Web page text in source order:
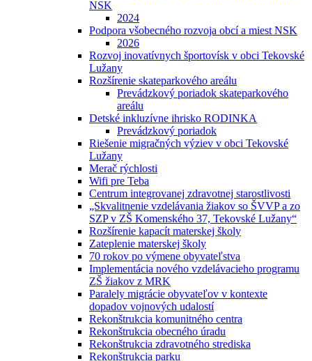
NSK
2024
Podpora všobecného rozvoja obcí a miest NSK
2026
Rozvoj inovatívnych športovísk v obci Tekovské
Lužany
Rozšírenie skateparkového areálu
Prevádzkový poriadok skateparkového
areálu
Detské inkluzívne ihrisko RODINKA
Prevádzkový poriadok
Riešenie migračných výziev v obci Tekovské
Lužany
Merač rýchlosti
Wifi pre Teba
Centrum integrovanej zdravotnej starostlivosti
„Skvalitnenie vzdelávania žiakov so ŠVVP a zo
SZP v ZŠ Komenského 37, Tekovské Lužany“
Rozšírenie kapacít materskej školy
Zateplenie materskej školy
70 rokov po výmene obyvateľstva
Implementácia nového vzdelávacieho programu
ZŠ žiakov z MRK
Paralely migrácie obyvateľov v kontexte
dopadov vojnových udalostí
Rekonštrukcia komunitného centra
Rekonštrukcia obecného úradu
Rekonštrukcia zdravotného strediska
Rekonštrukcia parku